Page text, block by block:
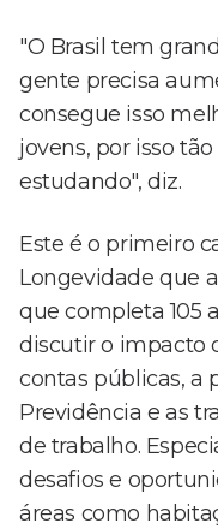
"O Brasil tem
gente precisa
consegue isso
jovens, por isso
estudando", diz.
Este é o primeiro
Longevidade que
que completa 105
discutir o impacto
contas públicas, a
Previdência e as
de trabalho.
desafios e
áreas como